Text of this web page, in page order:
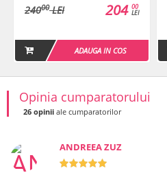
24000LEI 00
LEI
204
ADAUGA IN COS
Opinia cumparatorului
26 opinii ale cumparatorilor
ANDREEA ZUZ